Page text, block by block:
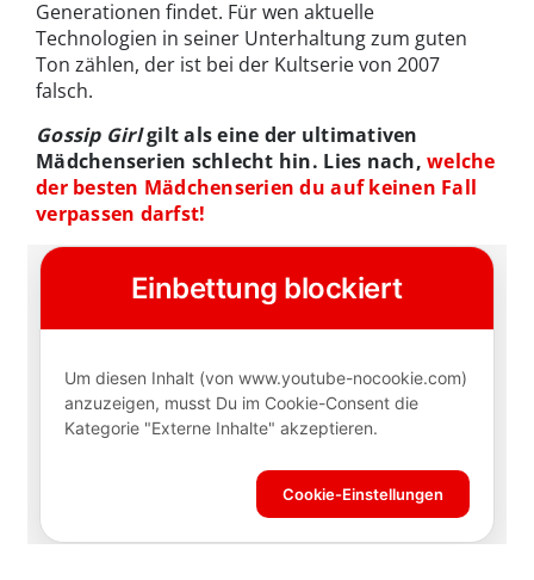
Generationen findet. Für wen aktuelle
Technologien in seiner Unterhaltung zum guten
Ton zählen, der ist bei der Kultserie von 2007
falsch.
Gossip Girlgilt als eine der ultimativen
Mädchenserien schlecht hin. Lies nach,welche
der besten Mädchenserien du auf keinen Fall
verpassen darfst!